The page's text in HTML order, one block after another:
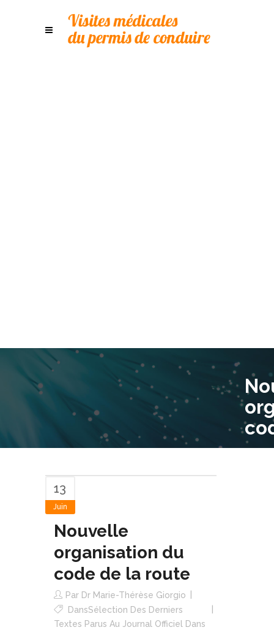
13
Juin
Nouvelle
organisation du
code de la route
Par Dr Marie-Thérèse Giorgio
DansSélection Des Derniers
Textes Parus Au Journal Officiel Dans